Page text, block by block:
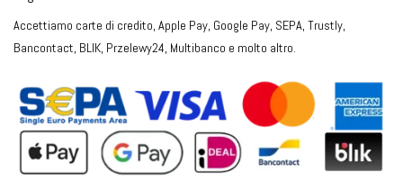
Accettiamo carte di credito, Apple Pay, Google Pay, SEPA, Trustly,
Bancontact, BLIK, Przelewy24, Multibanco e molto altro.